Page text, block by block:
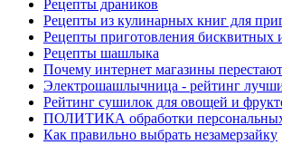
Рецепты драников
Рецепты из кулинарных книг для
Рецепты приготовления бисквитных
Рецепты шашлыка
Почему интернет магазины
Электрошашлычница - рейтинг
Рейтинг сушилок для овощей и
ПОЛИТИКА обработки
Как правильно выбрать незамерзайку